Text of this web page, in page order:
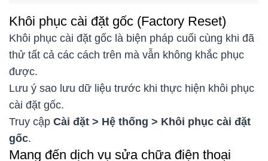
Khôi phục cài đặt gốc (Factory Reset)
Khôi phục cài đặt gốc là biện pháp cuối cùng khi đã
thử tất cả các cách trên mà vẫn không khắc phục
được.
Lưu ý sao lưu dữ liệu trước khi thực hiện khôi phục
cài đặt gốc.
Truy cập Cài đặt > Hệ thống > Khôi phục cài đặt
gốc.
Mang đến dịch vụ sửa chữa điện thoại